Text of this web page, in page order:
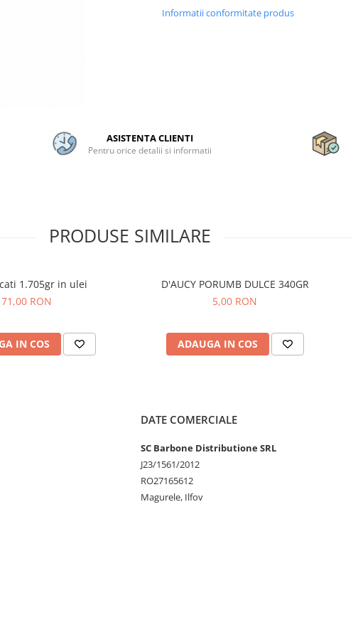
Informatii conformitate produs
ASISTENTA CLIENTI
Pentru orice detalii si informatii
PRODUSE SIMILARE
1.705gr in ulei
71,00 RON
IN COS
D'AUCY PORUMB DULCE 340GR
5,00 RON
ADAUGA IN COS
DATE COMERCIALE
SC Barbone Distributione SRL
J23/1561/2012
RO27165612
Magurele, Ilfov